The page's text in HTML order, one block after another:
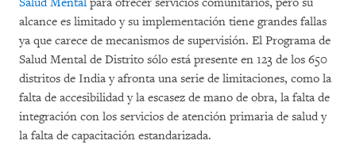
alcance es limitado y su implementación tiene grandes fallas
ya que carece de mecanismos de supervisión. El Programa de
Salud Mental de Distrito sólo está presente en 123 de los 650
distritos de India y afronta una serie de limitaciones, como la
falta de accesibilidad y la escasez de mano de obra, la falta de
integración con los servicios de atención primaria de salud y
la falta de capacitación estandarizada.